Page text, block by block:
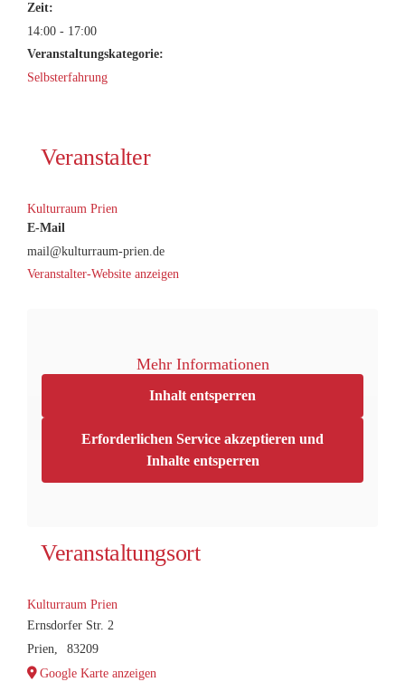
Zeit:
14:00 - 17:00
Veranstaltungskategorie:
Selbsterfahrung
Veranstalter
Kulturraum Prien
E-Mail
mail@kulturraum-prien.de
Veranstalter-Website anzeigen
Veranstaltungsort
Kulturraum Prien
Ernsdorfer Str. 2
Prien,
83209
Google Karte anzeigen
Mehr Informationen
Inhalt entsperren
Erforderlichen Service akzeptieren und
Inhalte entsperren